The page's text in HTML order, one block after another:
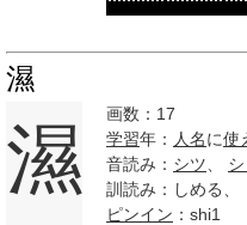
濕
濕
画数：17
学習年： 人名に使
音読み： シツ
訓読み：しめる、
ピンイン ：shi1